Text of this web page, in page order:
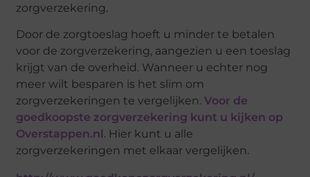
zorgverzekering.
Door de zorgtoeslag hoeft u minder te betalen
voor de zorgverzekering, aangezien u een toeslag
krijgt van de overheid. Wanneer u echter nog
meer wilt besparen is het slim om
zorgverzekeringen te vergelijken.Voor de
goedkoopste zorgverzekering kunt u kijken op
Overstappen.nl . Hier kunt u alle
zorgverzekeringen met elkaar vergelijken.